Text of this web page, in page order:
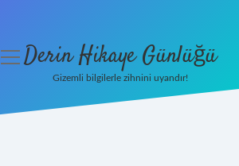
menüyüDerin Hikaye Günlüğü
Gizemli bilgilerle zihnini uyandır!